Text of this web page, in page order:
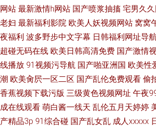
网站 最新激情h网站 国产喷浆抽搐 宅男久
老妇 最新福利影院 欧美人妖视频网站 窝窝
夜福利 波多野步中文字幕 日韩福利网址导
超碰无码在线 欧美日韩高清免费 国产激情
线播放 91视频污导航 国产啪亚洲国 欧美性
潮 欧美肏屄一区二区 国产乱伦免费观看 偷
香蕉视频下载污版 三级黄色视频网址 午夜
成在线观看 萌白酱一线天 乱伦五月天婷婷
产精品3p 91综合碰 国产乱女乱 成人xxxxx